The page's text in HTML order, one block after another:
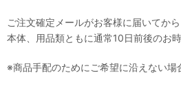
ご注文確定メールがお客様に届いてか
本体、用品類ともに通常10日前後のお
※商品手配のためにご希望に沿えない場